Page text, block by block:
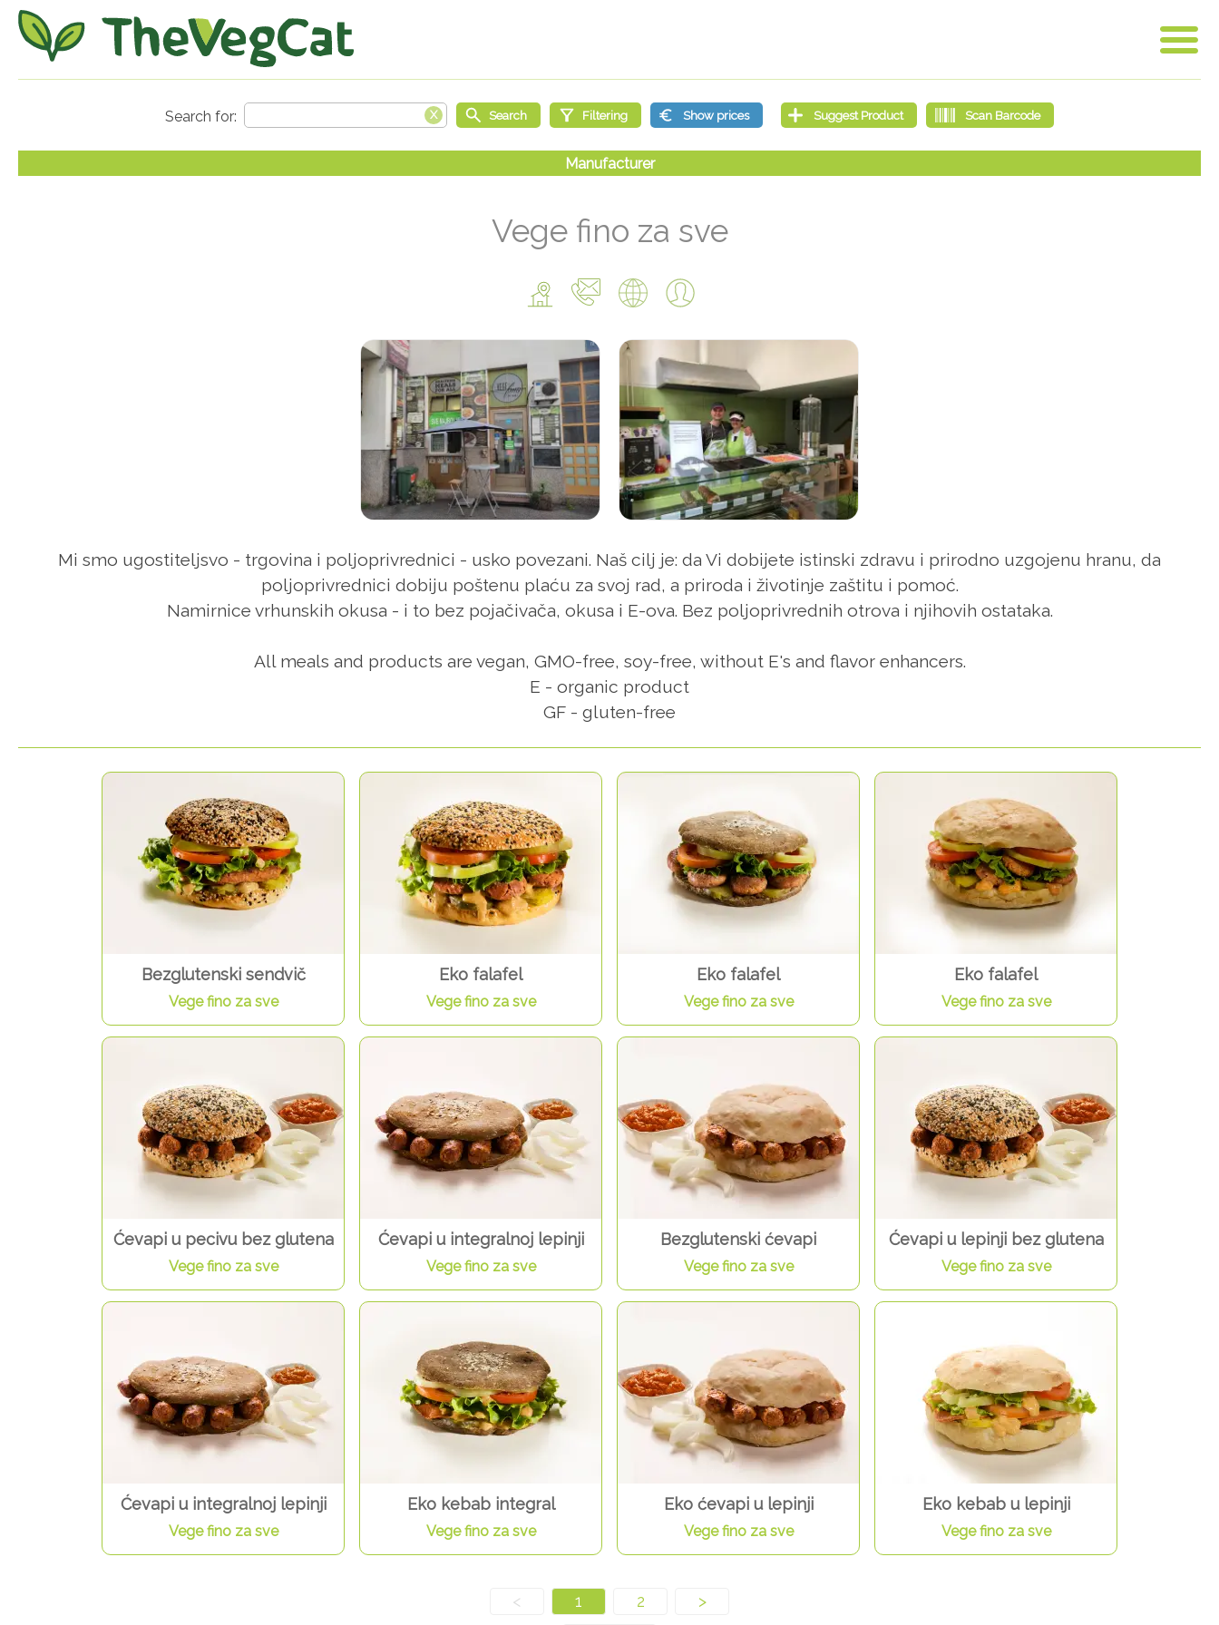
Vege fino za sve
Mi smo ugostiteljsvo - trgovina i poljoprivrednici - usko povezani. Naš cilj je: da Vi dobijete istinski zdravu i prirodno uzgojenu hranu, da
poljoprivrednici dobiju poštenu plaću za svoj rad, a priroda i životinje zaštitu i pomoć.
Namirnice vrhunskih okusa - i to bez pojačivača, okusa i E-ova. Bez poljoprivrednih otrova i njihovih ostataka.
All meals and products are vegan, GMO-free, soy-free, without E's and flavor enhancers.
E - organic product
GF - gluten-free
Bezglutenski sendvič
Vege fino za sve
Eko falafel
Vege fino za sve
Eko falafel
Vege fino za sve
Eko falafel
Vege fino za sve
Ćevapi u pecivu bez glutena
Vege fino za sve
Ćevapi u integralnoj lepinji
Vege fino za sve
Bezglutenski ćevapi
Vege fino za sve
Ćevapi u lepinji bez glutena
Vege fino za sve
Ćevapi u integralnoj lepinji
Vege fino za sve
Eko kebab integral
Vege fino za sve
Eko ćevapi u lepinji
Vege fino za sve
Eko kebab u lepinji
Vege fino za sve
< 1 2 >